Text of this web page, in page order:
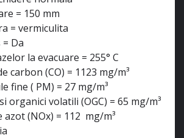
= 150 mm
= vermiculita
Da
la evacuare = 255° C
carbon (CO) = 1123 mg/m³
fine ( PM) = 27 mg/m³
organici volatili (OGC) = 65 mg/m³
azot (NOx) = 112 mg/m³